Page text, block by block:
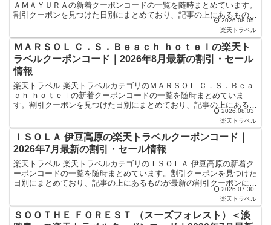
ＡＭＡＹＵＲＡの新着クーポンコードの一覧を随時まとめています。
割引クーポンを見つけた日別にまとめており、記事の上にあるものが
最新の割引クーポンになります。ホテル・旅館宿泊の予... 2026.08.05
楽天トラベル
ＭＡＲＳＯＬ Ｃ．Ｓ．Ｂｅａｃｈ ｈｏｔｅｌの楽天ト
ラベルクーポンコード｜2026年8月最新の割引・セール
情報
楽天トラベル 楽天トラベルカテゴリのＭＡＲＳＯＬ Ｃ．Ｓ．Ｂｅａ
ｃｈ ｈｏｔｅｌの新着クーポンコードの一覧を随時まとめていま
す。割引クーポンを見つけた日別にまとめており、記事の上にあるも
のが最新の割引クーポンになります。ホテル・旅館宿泊の予...2026.08.03
楽天トラベル
ＩＳＯＬＡ 伊豆高原の楽天トラベルクーポンコード｜
2026年7月最新の割引・セール情報
楽天トラベル 楽天トラベルカテゴリのＩＳＯＬＡ 伊豆高原の新着ク
ーポンコードの一覧を随時まとめています。割引クーポンを見つけた
日別にまとめており、記事の上にあるものが最新の割引クーポンにな
ります。ホテル・旅館宿泊の予約などで使えるクーポンや...2026.07.30
楽天トラベル
ＳＯＯＴＨＥ ＦＯＲＥＳＴ （スーズフォレスト）＜淡